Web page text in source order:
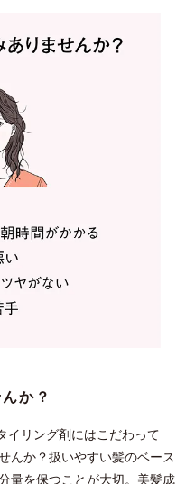
か？
イリング剤にはこだわって
んか？扱いやすい髪のベース
量を保つことが大切。美髪成